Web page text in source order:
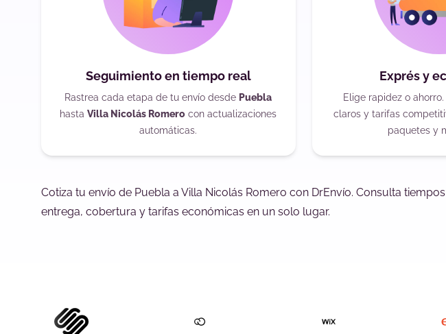
Seguimiento en tiempo real
Rastrea cada etapa de tu envío desde Puebla
hastaVilla Nicolás Romero con actualizaciones
automáticas.
Exprés y
Elige rapidez o
claros y tarifas
paquetes y
Cotiza tu envío de Puebla a Villa Nicolás Romero con DrEnvío. Consulta
entrega, cobertura y tarifas económicas en un solo lugar.